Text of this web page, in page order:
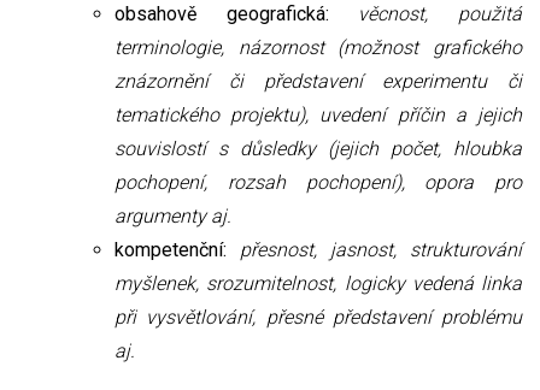
obsahově geografická: věcnost, použitá
terminologie, názornost (možnost grafického
znázornění či představení experimentu či
tematického projektu), uvedení příčin a jejich
souvislostí s důsledky (jejich počet, hloubka
pochopení, rozsah pochopení), opora pro
argumenty aj.
kompetenční:
přesnost, jasnost, strukturování
myšlenek, srozumitelnost, logicky vedená linka
při vysvětlování, přesné představení problému
aj.